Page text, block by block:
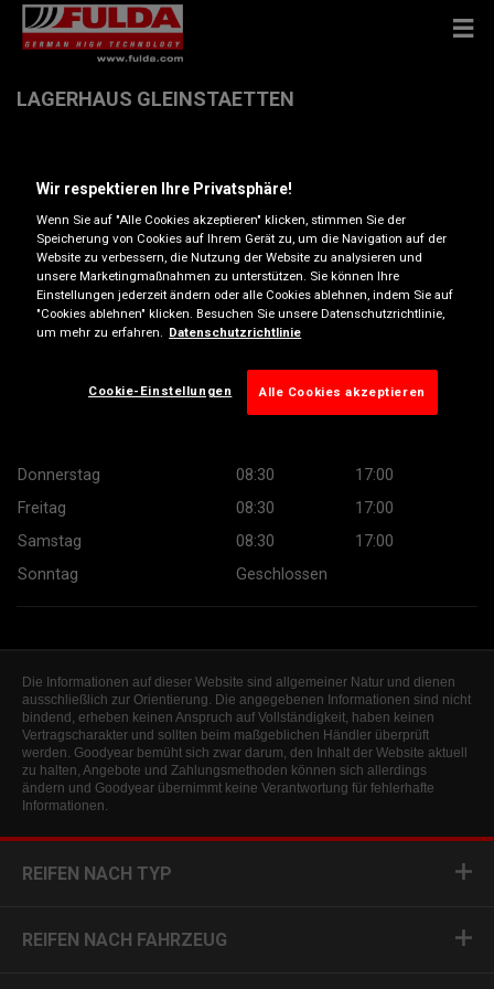
LAGERHAUS GLEINSTAETTEN
Anfahrtsbeschreibung
Telefonnummer anzeigen
Öffnungszeiten
08:30
17:00
08:30
Donnerstag
08:30
17:00
Freitag
08:30
17:00
Samstag
08:30
17:00
Sonntag
Geschlossen
Die Informationen auf dieser Website sind allgemeiner Natur und dienen
ausschließlich zur Orientierung. Die angegebenen Informationen sind nicht
bindend, erheben keinen Anspruch auf Vollständigkeit, haben keinen
Vertragscharakter und sollten beim maßgeblichen Händler überprüft
werden. Goodyear bemüht sich zwar darum, den Inhalt der Website aktuell
zu halten, Angebote und Zahlungsmethoden können sich allerdings
ändern und Goodyear übernimmt keine Verantwortung für fehlerhafte
Informationen.
REIFEN NACH TYP
REIFEN NACH FAHRZEUG
Wir respektieren Ihre Privatsphäre!
Wenn Sie auf "Alle Cookies akzeptieren" klicken, stimmen Sie der
Speicherung von Cookies auf Ihrem Gerät zu, um die Navigation auf der
Website zu verbessern, die Nutzung der Website zu analysieren und
unsere Marketingmaßnahmen zu unterstützen. Sie können Ihre
Einstellungen jederzeit ändern oder alle Cookies ablehnen, indem Sie auf
"Cookies ablehnen" klicken. Besuchen Sie unsere Datenschutzrichtlinie,
um mehr zu erfahren. Datenschutzrichtlinie
Cookie-Einstellungen Alle Cookies akzeptieren